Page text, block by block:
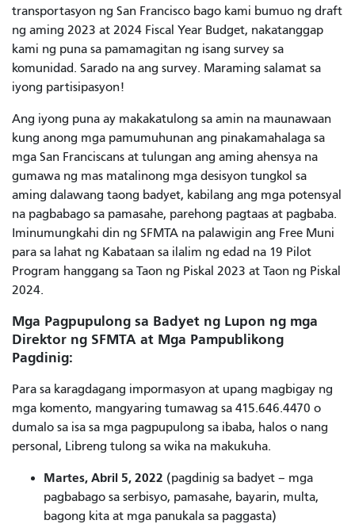
transportasyon ng San Francisco bago kami bumuo ng draft
ng aming 2023 at 2024 Fiscal Year Budget, nakatanggap
kami ng puna sa pamamagitan ng isang survey sa
komunidad. Sarado na ang survey. Maraming salamat sa
iyong partisipasyon!
Ang iyong puna ay makakatulong sa amin na maunawaan
kung anong mga pamumuhunan ang pinakamahalaga sa
mga San Franciscans at tulungan ang aming ahensya na
gumawa ng mas matalinong mga desisyon tungkol sa
aming dalawang taong badyet, kabilang ang mga potensyal
na pagbabago sa pamasahe, parehong pagtaas at pagbaba.
Iminumungkahi din ng SFMTA na palawigin ang Free Muni
para sa lahat ng Kabataan sa ilalim ng edad na 19 Pilot
Program hanggang sa Taon ng Piskal 2023 at Taon ng Piskal
2024.
Mga Pagpupulong sa Badyet ng Lupon ng mga
Direktor ng SFMTA at Mga Pampublikong
Pagdinig:
Para sa karagdagang impormasyon at upang magbigay ng
mga komento, mangyaring tumawag sa 415.646.4470 o
dumalo sa isa sa mga pagpupulong sa ibaba, halos o nang
personal, Libreng tulong sa wika na makukuha.
Martes, Abril 5, 2022 (pagdinig sa badyet – mga
pagbabago sa serbisyo, pamasahe, bayarin, multa,
bagong kita at mga panukala sa paggasta)